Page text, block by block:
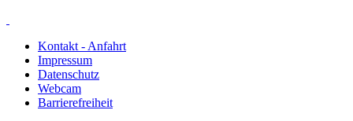
Kontakt - Anfahrt
Impressum
Datenschutz
Webcam
Barrierefreiheit